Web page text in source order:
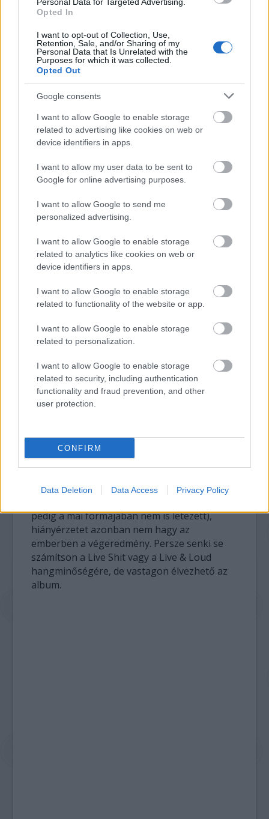
Opted In
I want to opt-out of Collection, Use,
Retention, Sale, and/or Sharing of my
Personal Data that Is Unrelated with the
Purposes for which it was collected.
Opted Out
Google consents
I want to allow Google to enable storage
related to advertising like cookies on web or
device identifiers in apps.
I want to allow my user data to be sent to
Google for online advertising purposes.
I want to allow Google to send me
personalized advertising.
I want to allow Google to enable storage
related to analytics like cookies on web or
device identifiers in apps.
I want to allow Google to enable storage
related to functionality of the website or app.
I want to allow Google to enable storage
related to personalization.
I want to allow Google to enable storage
related to security, including authentication
functionality and fraud prevention, and other
user protection.
CONFIRM
Data Deletion Data Access Privacy Policy
rokonítani (ami egyébként hamarosan
szintén kijön).
A Jelek már hangzásában is alapvetően tért el
a korszak magyar albumaitól: a hazai
lemezekre akkoriban – és sajnos még ma is –
gyakran jellemző kopogós, töketlen dob
helyett vastag, keményen csattanó sound
adja az alapot a tömény gitárokhoz. A
megszólalás eleve tekintélyt kölcsönöz a
daloknak, de keveset érne jó dalok nélkül. Itt
voltaképpen az egész album teljesen kerek,
mentes az üresjáratoktól, és mit sem vesztett
erejéből az elmúlt 15 évben. Kalapács József
is itt nyújtotta pályafutása talán legjobb
teljesítményét. Horváth Attila szövegeit
nyilván nem kell külön méltatni, ezek is
kiállták az idő próbáját.
Koncert címet viselő
élő album a Jelek
lemezbemutató
buliján, 1994. július
23-án került
rögzítésre a PeCsa
Szabadtéren:
valamivel több mint
70 percnyi Omen live ez tényleg élő
fért rá annak idején egy diszkre, dupla lemezt
meg anyagi okokból nem akartak csinálni
akkoriban a többségnek még CD-lejátszója
pedig a mai formájában nem is létezett),
hiányérzetet azonban nem hagy az
emberben a végeredmény. Persze senki se
számítson a Live Shit vagy a Live & Loud
hangminőségére, de vastagon élvezhető az
album.